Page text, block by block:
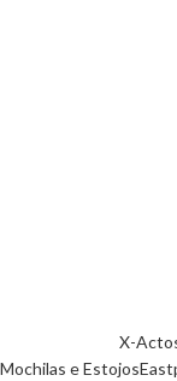
X-
Mochilas e Estojos